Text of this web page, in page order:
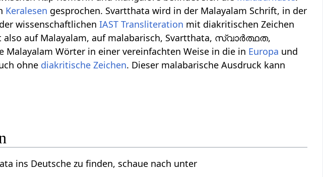
Keralesen gesprochen. Svartthata wird in der Malayalam Schrift, in der
wissenschaftlichenIAST Transliteration mit diakritischen Zeichen
also auf Malayalam, auf malabarisch, Svartthata, സ്വാർത്ഥത,
Wörter in einer vereinfachten Weise in die in Europa und
ohne diakritische Zeichen. Dieser malabarische Ausdruck kann
ins Deutsche zu finden, schaue nach unter